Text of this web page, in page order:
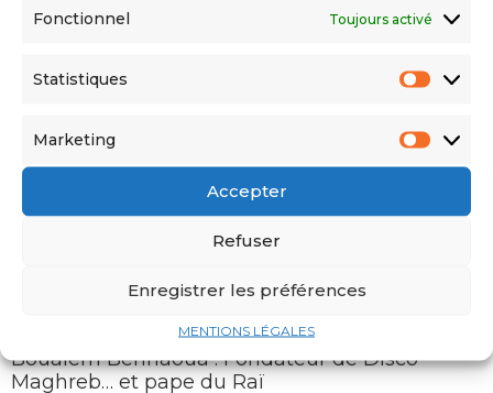
Fonctionnel Toujours activé
Statistiques
Marketing
Accepter
Refuser
Enregistrer les préférences
MENTIONS LÉGALES
maghrébines en France
Boualem Benhaoua : Fondateur de Disco
Maghreb… et pape du Raï